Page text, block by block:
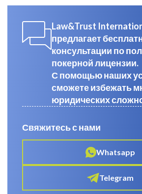
Law&Trust
предлагает
консультации по
покерной лицензии.
С помощью наших
сможете избежать
юридических
Свяжитесь с нами
Whatsapp
Telegram